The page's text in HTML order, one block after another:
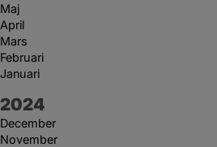
Maj
April
Mars
Februari
Januari
År:
2024
December
November